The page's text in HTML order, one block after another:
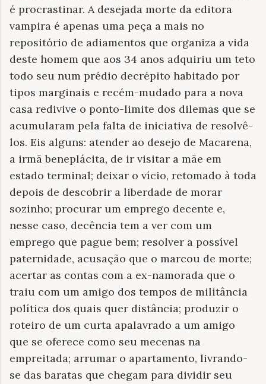
é procrastinar. A desejada morte da editora
vampira é apenas uma peça a mais no
repositório de adiamentos que organiza a vida
deste homem que aos 34 anos adquiriu um teto
todo seu num prédio decrépito habitado por
tipos marginais e recém-mudado para a nova
casa redivive o ponto-limite dos dilemas que se
acumularam pela falta de iniciativa de resolvê-
los. Eis alguns: atender ao desejo de Macarena,
a irmã beneplácita, de ir visitar a mãe em
estado terminal; deixar o vício, retomado à toda
depois de descobrir a liberdade de morar
sozinho; procurar um emprego decente e,
nesse caso, decência tem a ver com um
emprego que pague bem; resolver a possível
paternidade, acusação que o marcou de morte;
acertar as contas com a ex-namorada que o
traiu com um amigo dos tempos de militância
política dos quais quer distância; produzir o
roteiro de um curta apalavrado a um amigo
que se oferece como seu mecenas na
empreitada; arrumar o apartamento, livrando-
se das baratas que chegam para dividir seu